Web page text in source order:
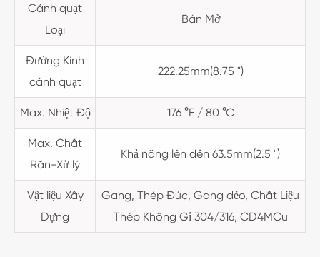
Cánh quạt
Loại
Bán Mở
Đường Kính
cánh quạt
222.25mm(8.75 ")
Max. Nhiệt Độ 176 °F / 80 °C
Max. Chất
Rắn-Xử lý
Khả năng lên đến 63.5mm(2.5 ")
Vật liệu Xây
Dựng
Gang, Thép Đúc, Gang dẻo, Chất Liệu
Thép Không Gỉ 304/316, CD4MCu